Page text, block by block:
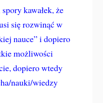
kawałek, że
się rozwinąć w
nauce” i dopiero
możliwości
dopiero wtedy
nauki/wiedzy